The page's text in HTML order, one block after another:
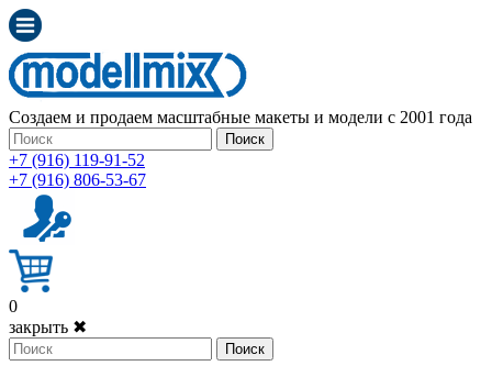
Создаем и продаем масштабные макеты и модели с 2001 года
Поиск
+7 (916) 119-91-52
+7 (916) 806-53-67
0
закрыть ✖
Поиск